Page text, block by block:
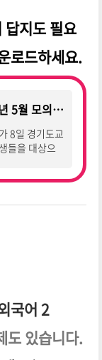
지도 필요
로드하세요.
2025학년도 고3 2024년 5월 모의고사 시험지 답안지 다운로드
8일 경기도교
들을 대상으
로드 하세요.
국어 2
있습니다.